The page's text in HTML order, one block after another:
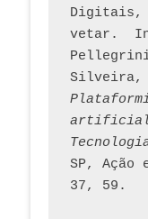
Digitais,
vetar.  In
artificial
SP, Ação
37, 59.